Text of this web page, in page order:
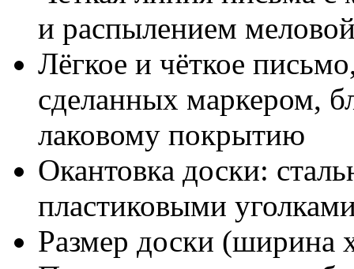
и распылением
Лёгкое и чёткое
сделанных маркером,
лаковому покрытию
Окантовка доски:
пластиковыми
Размер доски (ширина